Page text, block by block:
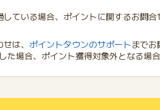
ている場合、ポイントに関するお問
は、 ポイントタウンのサポートまでお
た場合、ポイント獲得対象外となる場